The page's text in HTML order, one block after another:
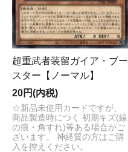
超重武者装留ガイア・ブー
スター【ノーマル】
20円(内税)
☆新品未使用カードですが、
商品製造時につく 初期キズ(線
の痕・角すれ)等ある場合がご
ざいます。 神経質の方はご購
入を控えください。